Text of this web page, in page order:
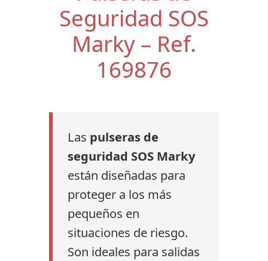
Seguridad SOS
Marky – Ref.
169876
Las pulseras de
seguridad SOS Marky
están diseñadas para
proteger a los más
pequeños en
situaciones de riesgo.
Son ideales para salidas